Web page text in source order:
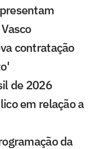
contratação
de 2026
em relação a
da